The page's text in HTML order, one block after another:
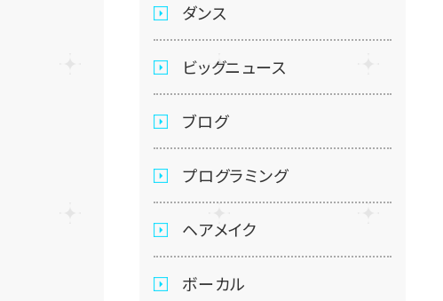
ダンス
ビッグニュース
ブログ
プログラミング
ヘアメイク
ボーカル